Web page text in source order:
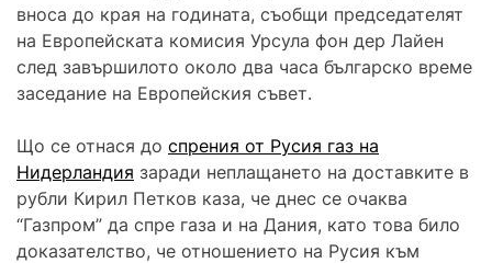
вноса до края на годината, съобщи председателят
на Европейската комисия Урсула фон дер Лайен
след завършилото около два часа българско време
заседание на Европейския съвет.
Що се отнася до спрения от Русия газ на
Нидерландия заради неплащането на доставките в
рубли Кирил Петков каза, че днес се очаква
“Газпром” да спре газа и на Дания, като това било
доказателство, че отношението на Русия към